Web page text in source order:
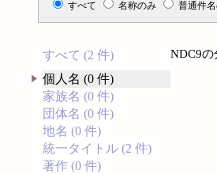
すべて 名称のみ 普通件
すべて (2 件)
個人名 (0 件)
家族名 (0 件)
団体名 (0 件)
地名 (0 件)
統一タイトル (2 件)
著作 (0 件)
NDC9の